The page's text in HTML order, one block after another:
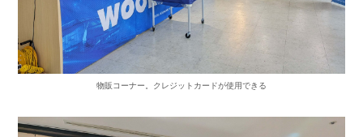
物販コーナー。クレジットカードが使用できる